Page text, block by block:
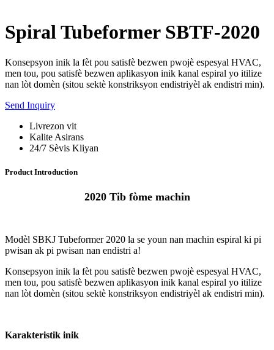
Spiral Tubeformer SBTF-2020
Konsepsyon inik la fèt pou satisfè bezwen pwojè espesyal HVAC,
men tou, pou satisfè bezwen aplikasyon inik kanal espiral yo itilize
nan lòt domèn (sitou sektè konstriksyon endistriyèl ak endistri min).
Send Inquiry
Livrezon vit
Kalite Asirans
24/7 Sèvis Kliyan
Product Introduction
2020 Tib fòme machin
Modèl SBKJ Tubeformer 2020 la se youn nan machin espiral ki pi
pwisan ak pi pwisan nan endistri a!
Konsepsyon inik la fèt pou satisfè bezwen pwojè espesyal HVAC,
men tou, pou satisfè bezwen aplikasyon inik kanal espiral yo itilize
nan lòt domèn (sitou sektè konstriksyon endistriyèl ak endistri min).
Karakteristik inik